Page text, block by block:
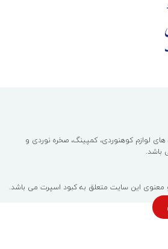
لوازم کوهنوردی، کمپینگ، صخره نوردی و
باشد.
کبود اسپرت می باشد.